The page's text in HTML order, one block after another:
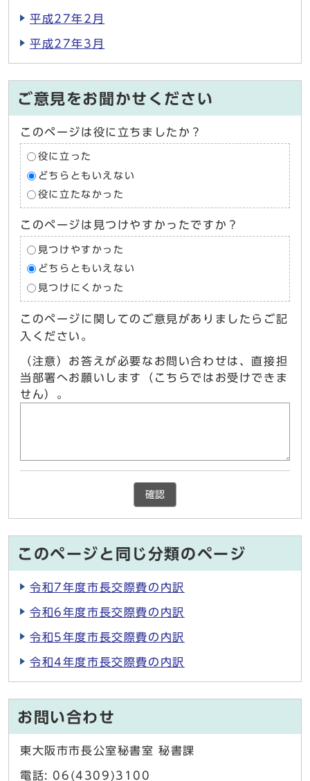
平成27年2月
平成27年3月
ご意見をお聞かせください
このページは役に立ちましたか？
役に立った
どちらともいえない
役に立たなかった
このページは見つけやすかったですか？
見つけやすかった
どちらともいえない
見つけにくかった
このページに関してのご意見がありましたらご記
入ください。
（注意）お答えが必要なお問い合わせは、直接担
当部署へお願いします（こちらではお受けできま
せん）。
確認
このページと同じ分類のページ
令和7年度市長交際費の内訳
令和6年度市長交際費の内訳
令和5年度市長交際費の内訳
令和4年度市長交際費の内訳
お問い合わせ
東大阪市市長公室秘書室 秘書課
電話: 06(4309)3100